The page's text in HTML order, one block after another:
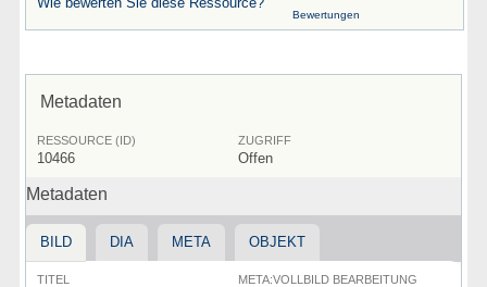
Bewertungen
Metadaten
RESSOURCE (ID)
10466
ZUGRIFF
Offen
Metadaten
BILD DIA META OBJEKT
TITEL META:VOLLBILD BEARBEITUNG